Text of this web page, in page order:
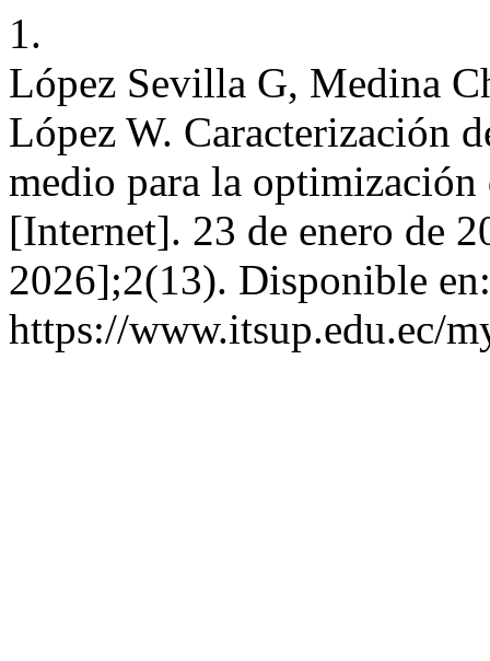
1.
López Sevilla G, Medina
López W. Caracterización
medio para la optimización
[Internet]. 23 de enero de
2026];2(13). Disponible en:
https://www.itsup.edu.ec/